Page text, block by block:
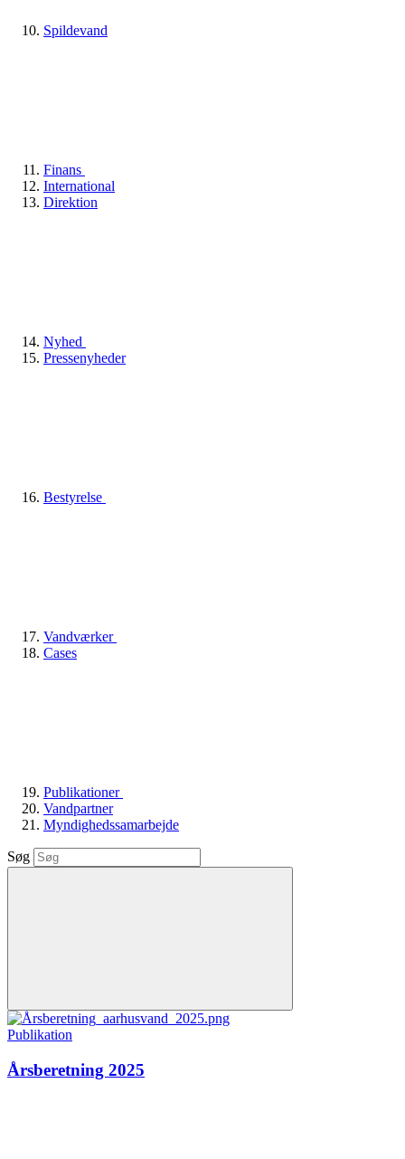
Spildevand
Finans
International
Direktion
Nyhed
Pressenyheder
Bestyrelse
Vandværker
Cases
Publikationer
Vandpartner
Myndighedssamarbejde
Søg
Publikation
Årsberetning 2025